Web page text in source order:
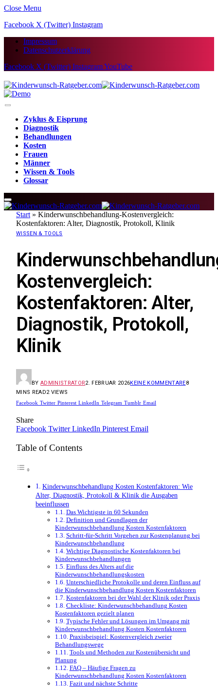
Close Menu
Facebook X (Twitter) Instagram
Impressum
Datenschutzerklärung
Facebook X (Twitter) InstagramYouTube
Zyklus & Eisprung
Diagnostik
Behandlungen
Kosten
Frauen
Männer
Wissen & Tools
Glossar
Start » Kinderwunschbehandlung-Kostenvergleich:
Kostenfaktoren: Alter, Diagnostik, Protokoll, Klinik
WISSEN & TOOLS
Kostenvergleich:
Kostenfaktoren: Alter,
Diagnostik, Protokoll,
Klinik
BY ADMINISTRATOR2. FEBRUAR 2026KEINE KOMMENTARE8
MINS READ2 VIEWS
Facebook Twitter Pinterest LinkedIn Telegram Tumblr Email
Share
Facebook Twitter LinkedIn Pinterest Email
Table of Contents
Kinderwunschbehandlung Kosten Kostenfaktoren: Wie
Alter, Diagnostik, Protokoll & Klinik die Ausgaben
beeinflussen
Das Wichtigste in 60 Sekunden
Definition und Grundlagen der
Kinderwunschbehandlung Kosten Kostenfaktoren
Schritt-für-Schritt Vorgehen zur Kostenplanung bei
Kinderwunschbehandlung
Wichtige Diagnostische Kostenfaktoren bei
Kinderwunschbehandlungen
Einfluss des Alters auf die
Kinderwunschbehandlungskosten
Unterschiedliche Protokolle und deren Einfluss auf
die Kinderwunschbehandlung Kosten Kostenfaktoren
Kostenfaktoren bei der Wahl der Klinik oder Praxis
Checkliste: Kinderwunschbehandlung Kosten
Kostenfaktoren gezielt planen
Typische Fehler und Lösungen im Umgang mit
Kinderwunschbehandlung Kosten Kostenfaktoren
Praxisbeispiel: Kostenvergleich zweier
Behandlungswege
Tools und Methoden zur Kostenübersicht und
Planung
FAQ – Häufige Fragen zu
Kinderwunschbehandlung Kosten Kostenfaktoren
Fazit und nächste Schritte